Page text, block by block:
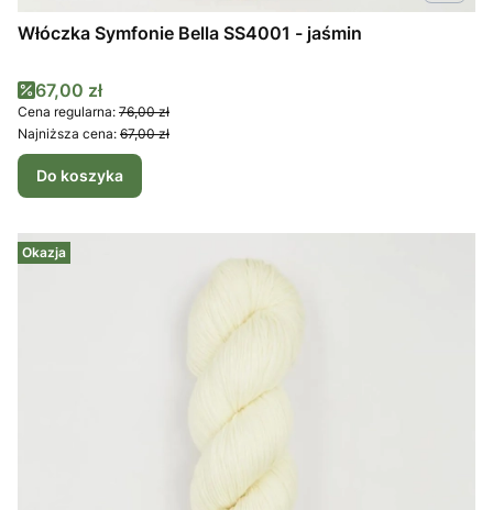
Włóczka Symfonie Bella SS4001 - jaśmin
Cena promocyjna
67,00 zł
Cena regularna: 76,00 zł
Najniższa cena: 67,00 zł
Do koszyka
Okazja